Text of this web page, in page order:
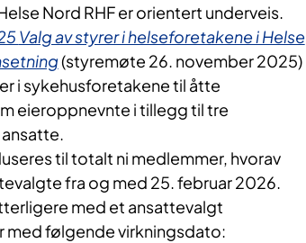
Nord RHF er orientert underveis.
Valg av styrer i helseforetakene i Helse
(styremøte 26. november 2025)
i sykehusforetakene til åtte
eieroppnevnte i tillegg til tre
til totalt ni medlemmer, hvorav
fra og med 25. februar 2026.
med et ansattevalgt
med følgende virkningsdato: